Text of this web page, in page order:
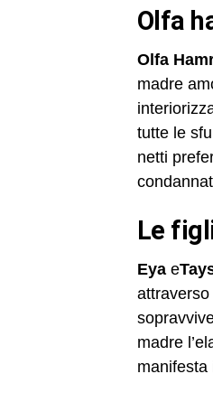
olfa
Olfa
madre
tutte le
netti
le
Eya e
madre
manifesta